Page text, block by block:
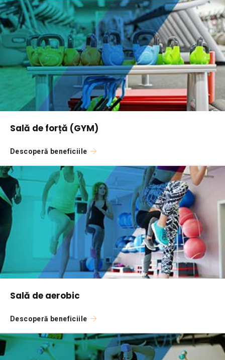
Sală de forță (GYM)
Descoperă beneficiile
Sală de aerobic
Descoperă beneficiile